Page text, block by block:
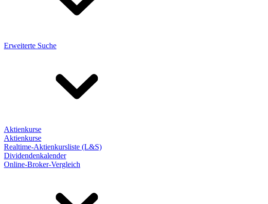
Erweiterte Suche
Aktienkurse
Aktienkurse
Realtime-Aktienkursliste (L&S)
Dividendenkalender
Online-Broker-Vergleich